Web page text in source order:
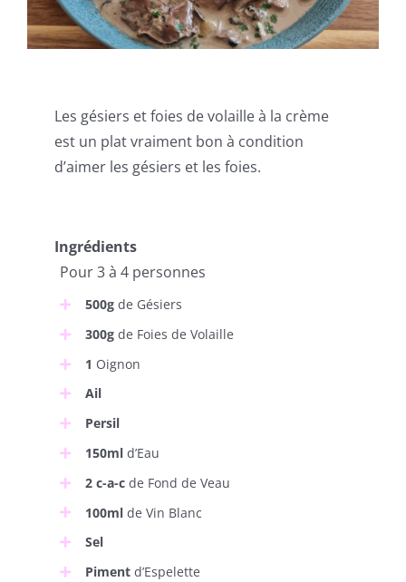
Les gésiers et foies de volaille à la crème
est un plat vraiment bon à condition
d’aimer les gésiers et les foies.
Ingrédients
Pour 3 à 4 personnes
500gde Gésiers
300gde Foies de Volaille
1 Oignon
Ail
Persil
150mld’Eau
2 c-a-cde Fond de Veau
100mlde Vin Blanc
Sel
Pimentd’Espelette